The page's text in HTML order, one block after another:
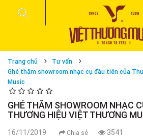
Trang chủ
Tư vấn
Ghé thăm showroom nhạc cụ đầu tiên của
Music
GHÉ THĂM SHOWROOM NHẠC
THƯƠNG HIỆU VIỆT THƯƠNG
16/11/2019 Chia sẻ 3541